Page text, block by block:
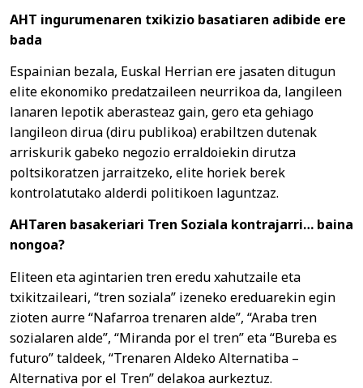
AHT ingurumenaren txikizio basatiaren adibide ere
bada
Espainian bezala, Euskal Herrian ere jasaten ditugun
elite ekonomiko predatzaileen neurrikoa da, langileen
lanaren lepotik aberasteaz gain, gero eta gehiago
langileon dirua (diru publikoa) erabiltzen dutenak
arriskurik gabeko negozio erraldoiekin dirutza
poltsikoratzen jarraitzeko, elite horiek berek
kontrolatutako alderdi politikoen laguntzaz.
AHTaren basakeriari Tren Soziala kontrajarri… baina
nongoa?
Eliteen eta agintarien tren eredu xahutzaile eta
txikitzaileari, “tren soziala” izeneko ereduarekin egin
zioten aurre “Nafarroa trenaren alde”, “Araba tren
sozialaren alde”, “Miranda por el tren” eta “Bureba es
futuro” taldeek, “Trenaren Aldeko Alternatiba –
Alternativa por el Tren” delakoa aurkeztuz.